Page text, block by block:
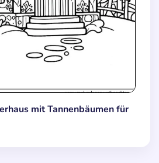
mit Tannenbäumen für